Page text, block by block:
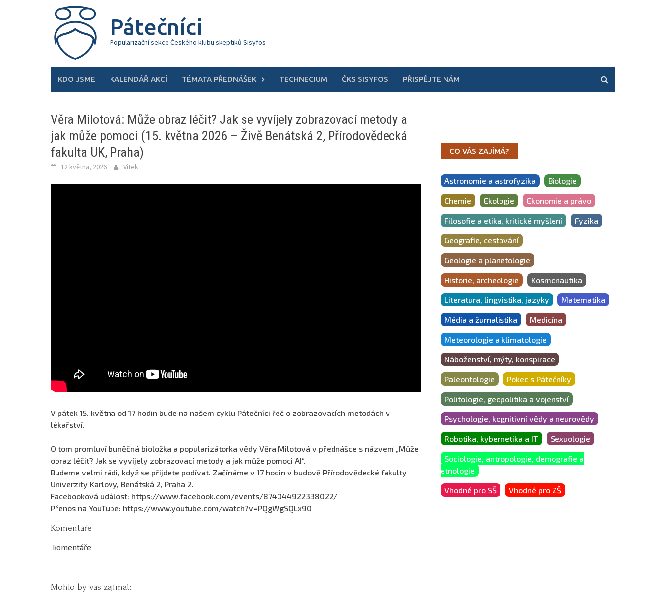
Pátečníci
Popularizační sekce Českého klubu skeptiků Sisyfos
KDO JSME KALENDÁŘ AKCÍ TÉMATA PŘEDNÁŠEK TECHNECIUM ČKS SISYFOS PŘISPĚJTE NÁM
Věra Milotová: Může obraz léčit? Jak se vyvíjely zobrazovací metody a
jak může pomoci (15. května 2026 – Živě Benátská 2, Přírodovědecká
fakulta UK, Praha)
12 května, 2026 Vítek
V pátek 15. května od 17 hodin bude na našem cyklu Pátečníci řeč o zobrazovacích metodách v
lékařství.
O tom promluví buněčná bioložka a popularizátorka vědy Věra Milotová v přednášce s názvem „Může
obraz léčit? Jak se vyvíjely zobrazovací metody a jak může pomoci AI“.
Budeme velmi rádi, když se přijdete podívat. Začínáme v 17 hodin v budově Přírodovědecké fakulty
Univerzity Karlovy, Benátská 2, Praha 2.
Facebooková událost: https://www.facebook.com/events/874044922338022/
Přenos na YouTube: https://www.youtube.com/watch?v=PQgWgSQLx90
Komentáře
komentáře
Mohlo by vás zajímat:
CO VÁS ZAJÍMÁ?
Astronomie a astrofyzika Biologie
Chemie Ekologie Ekonomie a právo
Filosofie a etika, kritické myšlení Fyzika
Geografie, cestování
Geologie a planetologie
Historie, archeologie Kosmonautika
Literatura, lingvistika, jazyky Matematika
Média a žurnalistika Medicína
Meteorologie a klimatologie
Náboženství, mýty, konspirace
Paleontologie Pokec s Pátečníky
Politologie, geopolitika a vojenství
Psychologie, kognitivní vědy a neurovědy
Robotika, kybernetika a IT Sexuologie
Sociologie, antropologie, demografie a
etnologie
Vhodné pro SŠ Vhodné pro ZŠ